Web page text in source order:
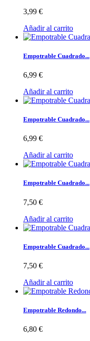
3,99 €
Añadir al carrito
Empotrable Cuadrado...
6,99 €
Añadir al carrito
Empotrable Cuadrado...
6,99 €
Añadir al carrito
Empotrable Cuadrado...
7,50 €
Añadir al carrito
Empotrable Cuadrado...
7,50 €
Añadir al carrito
Empotrable Redondo...
6,80 €